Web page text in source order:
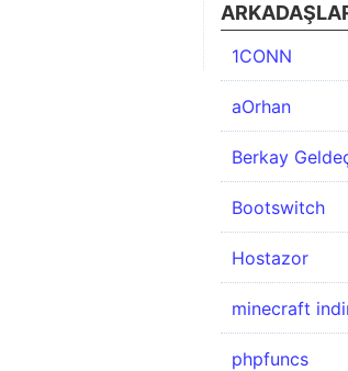
1CONN
aOrhan
Berkay
Bootswitch
Hostazor
minecraft
phpfuncs